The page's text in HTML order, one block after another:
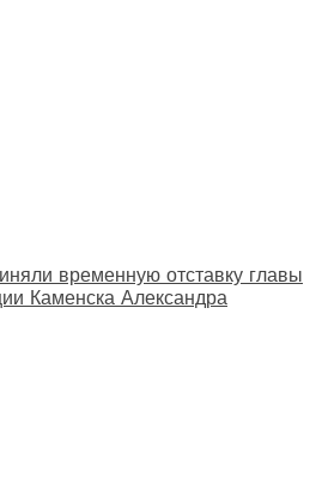
временную отставку главы
Каменска Александра